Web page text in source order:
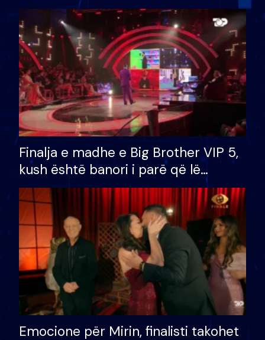
Finalja e madhe e Big Brother VIP 5,
kush është banori i parë që lë
shtëpinë dhe humb mundësinë për
të fituar çmimin e madh
Emocione për Mirin, finalisti takohet